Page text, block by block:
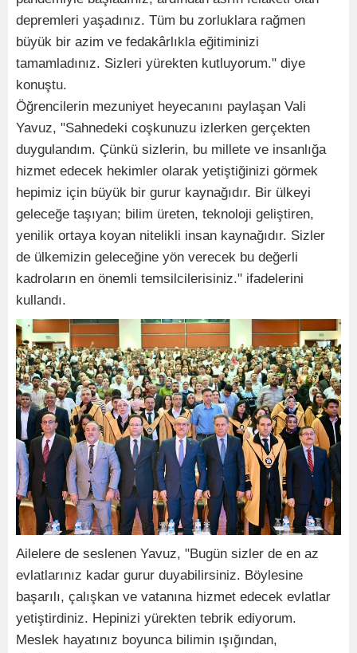
depremleri yaşadınız. Tüm bu zorluklara rağmen
büyük bir azim ve fedakârlıkla eğitiminizi
tamamladınız. Sizleri yürekten kutluyorum." diye
konuştu.
Öğrencilerin mezuniyet heyecanını paylaşan Vali
Yavuz, "Sahnedeki coşkunuzu izlerken gerçekten
duygulandım. Çünkü sizlerin, bu millete ve insanlığa
hizmet edecek hekimler olarak yetiştiğinizi görmek
hepimiz için büyük bir gurur kaynağıdır. Bir ülkeyi
geleceğe taşıyan; bilim üreten, teknoloji geliştiren,
yenilik ortaya koyan nitelikli insan kaynağıdır. Sizler
de ülkemizin geleceğine yön verecek bu değerli
kadroların en önemli temsilcilerisiniz." ifadelerini
kullandı.
Ailelere de seslenen Yavuz, "Bugün sizler de en az
evlatlarınız kadar gurur duyabilirsiniz. Böylesine
başarılı, çalışkan ve vatanına hizmet edecek evlatlar
yetiştirdiniz. Hepinizi yürekten tebrik ediyorum.
Meslek hayatınız boyunca bilimin ışığından,